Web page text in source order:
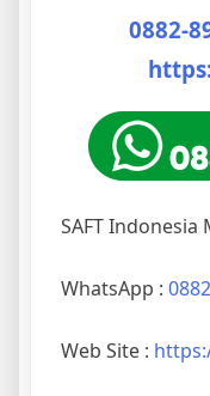
0882-
SAFT
WhatsApp :
Web Site :